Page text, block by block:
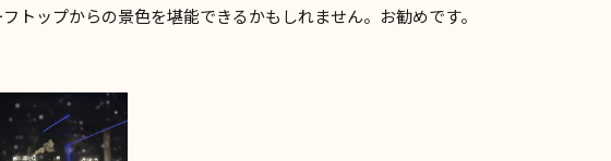
フトップからの景色を堪能できるかもしれません。お勧めです。